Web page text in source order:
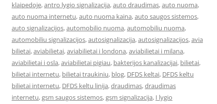
klaipedoje,antro lygio signalizacija,auto draudimas,auto nuoma,
auto nuoma internetu,auto nuoma kaina,auto saugos sistemos,
auto signalizacijos,automobilio nuoma,automobiliu nuoma,
automobiliu signalizacijos,autosignalizacija,autosignalizacijos,avia
bilietai,aviabilietai,aviabilietai i londona,aviabilietai i milana,
aviabilietai i osla,aviabilietai pigiau, bakterijos kanalizacijai, bilietai,
bilietai internetu, bilietai traukiniu, blog, DFDS keltai, DFDS keltu
bilietai internetu, DFDS keltu linija,draudimas,draudimas
internetu,gsm saugos sistemos,gsm signalizacija, I lygio